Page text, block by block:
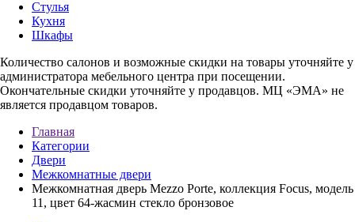
Стулья
Кухня
Шкафы
Количество салонов и возможные скидки на товары уточняйте у
администратора мебельного центра при посещении.
Окончательные скидки уточняйте у продавцов. МЦ «ЭМА» не
является продавцом товаров.
Главная
Категории
Двери
Межкомнатные двери
Межкомнатная дверь Mezzo Porte, коллекция Focus, модель
11, цвет 64-жасмин стекло бронзовое